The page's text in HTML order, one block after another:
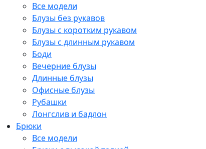
Все модели
Блузы без рукавов
Блузы с коротким рукавом
Блузы с длинным рукавом
Боди
Вечерние блузы
Длинные блузы
Офисные блузы
Рубашки
Лонгслив и бадлон
Брюки
Все модели